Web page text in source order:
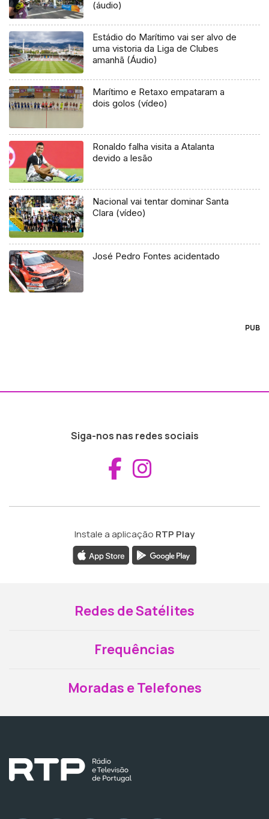
(áudio)
Estádio do Marítimo vai ser alvo de
uma vistoria da Liga de Clubes
amanhã (Áudio)
Marítimo e Retaxo empataram a
dois golos (vídeo)
Ronaldo falha visita a Atalanta
devido a lesão
Nacional vai tentar dominar Santa
Clara (vídeo)
José Pedro Fontes acidentado
PUB
Siga-nos nas redes sociais
Aceder ao
Instale a aplicação RTP Play
Redes de Satélites
Frequências
Moradas e Telefones